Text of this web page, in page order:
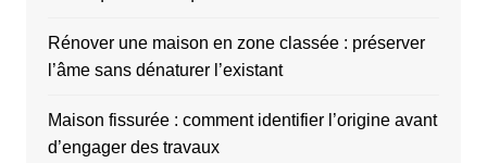
Rénover une maison en zone classée : préserver
l’âme sans dénaturer l’existant
Maison fissurée : comment identifier l’origine avant
d’engager des travaux